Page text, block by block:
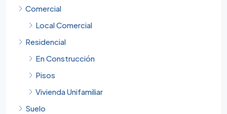
Comercial
Local Comercial
Residencial
En Construcción
Pisos
Vivienda Unifamiliar
Suelo